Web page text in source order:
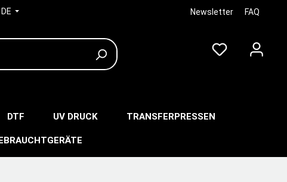
DE Newsletter FAQ
DTF UV DRUCK TRANSFERPRESSEN